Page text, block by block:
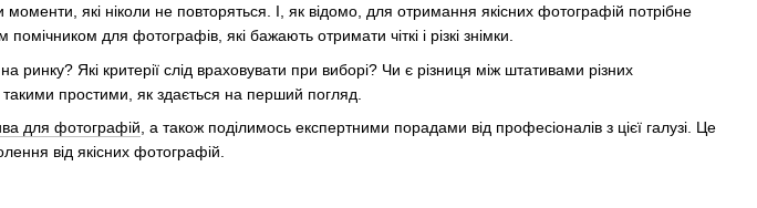
які ніколи не повторяться. І, як відомо, для отримання якісних фотографій потрібне
для фотографів, які бажають отримати чіткі і різкі знімки.
Які критерії слід враховувати при виборі? Чи є різниця між штативами різних
такими простими, як здається на перший погляд.
для фотографій , а також поділимось експертними порадами від професіоналів з цієї галузі. Це
від якісних фотографій.